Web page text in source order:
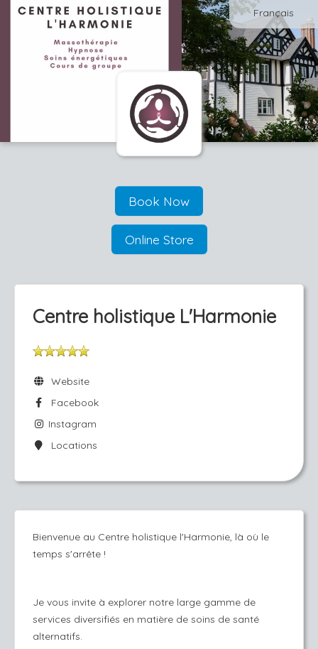
Français
Book Now
Online Store
Centre holistique L'Harmonie
Website
Facebook
Instagram
Locations
Bienvenue au Centre holistique l'Harmonie, là où le
temps s'arrête !
Je vous invite à explorer notre large gamme de
services diversifiés en matière de soins de santé
alternatifs.